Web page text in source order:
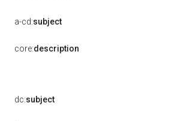
a-cd:subject
core:description
dc:subject